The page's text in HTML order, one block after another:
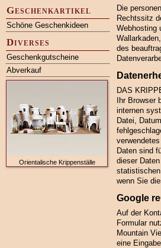
Geschenkartikel
Schöne Geschenkideen
Diverses
Geschenkgutscheine
Abverkauf
Orientalische Krippenställe
Die
Rechtssitz
Webhosting
des
DAS
Ihr
internen
Datei,
Daten sind
dieser
wenn Sie
Google
Auf der
Formular
Mountain
eine